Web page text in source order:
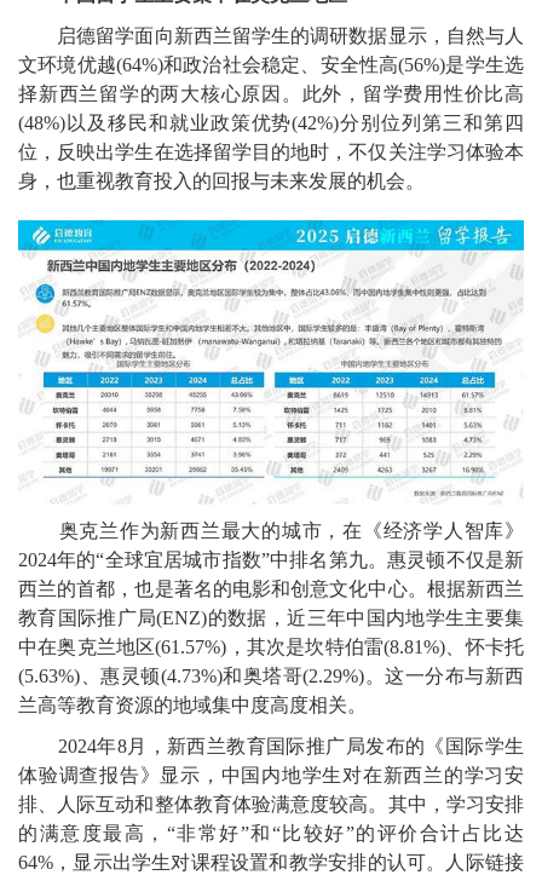
启德留学面向新西兰留学生的调研数据显示，自然与人
文环境优越(64%)和政治社会稳定、安全性高(56%)是学生选
择新西兰留学的两大核心原因。此外，留学费用性价比高
(48%)以及移民和就业政策优势(42%)分别位列第三和第四
位，反映出学生在选择留学目的地时，不仅关注学习体验本
身，也重视教育投入的回报与未来发展的机会。
奥克兰作为新西兰最大的城市，在《经济学人智库》
2024年的“全球宜居城市指数”中排名第九。惠灵顿不仅是新
西兰的首都，也是著名的电影和创意文化中心。根据新西兰
教育国际推广局(ENZ)的数据，近三年中国内地学生主要集
中在奥克兰地区(61.57%)，其次是坎特伯雷(8.81%)、怀卡托
(5.63%)、惠灵顿(4.73%)和奥塔哥(2.29%)。这一分布与新西
兰高等教育资源的地域集中度高度相关。
2024年8月，新西兰教育国际推广局发布的《国际学生
体验调查报告》显示，中国内地学生对在新西兰的学习安
排、人际互动和整体教育体验满意度较高。其中，学习安排
的满意度最高，“非常好”和“比较好”的评价合计占比达
64%，显示出学生对课程设置和教学安排的认可。人际链接